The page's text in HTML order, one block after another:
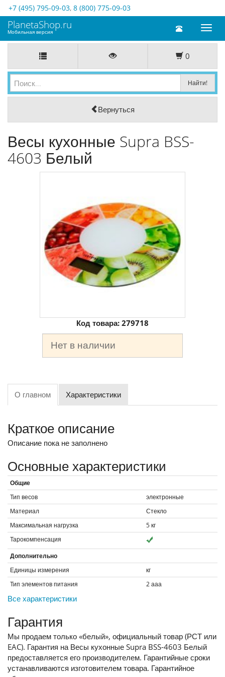
+7 (495) 795-09-03, 8 (800) 775-09-03
Toggle
PlanetaShop.ru
Мобильная версия
0
Вернуться
Весы кухонные Supra BSS-
4603 Белый
Код товара: 279718
Нет в наличии
О главном Характеристики
Краткое описание
Описание пока не заполнено
Основные характеристики
Общие
Тип весов
электронные
Материал
Стекло
Максимальная нагрузка
5кг
Тарокомпенсация
Дополнительно
Единицы измерения
кг
Тип элементов питания
2 ааа
Все характеристики
Гарантия
Мы продаем только «белый», официальный товар (РСТ или
EAC). Гарантия на Весы кухонные Supra BSS-4603 Белый
предоставляется его производителем. Гарантийные сроки
устанавливаются изготовителем товара. Гарантийное